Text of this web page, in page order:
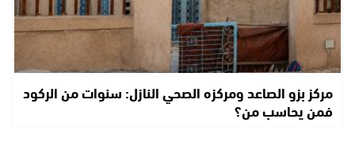
مركز بزو الصاعد ومركزه الصحي النازل: سنوات من الركود
فمن يحاسب من؟